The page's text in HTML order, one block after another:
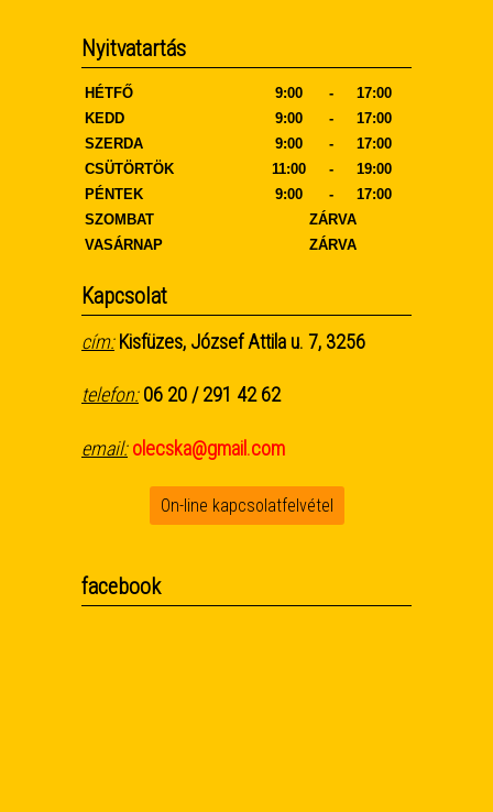
Nyitvatartás
HÉTFŐ 9:00 -
17:00
KEDD
9:00 -
17:00
SZERDA
9:00 -
17:00
CSÜTÖRTÖK
11:00 -
19:00
PÉNTEK
9:00 -
17:00
SZOMBAT
ZÁRVA
VASÁRNAP
ZÁRVA
Kapcsolat
cím: Kisfüzes, József Attila u. 7, 3256
telefon: 06 20 / 291 42 62
email: olecska@gmail.com
On-line kapcsolatfelvétel
facebook